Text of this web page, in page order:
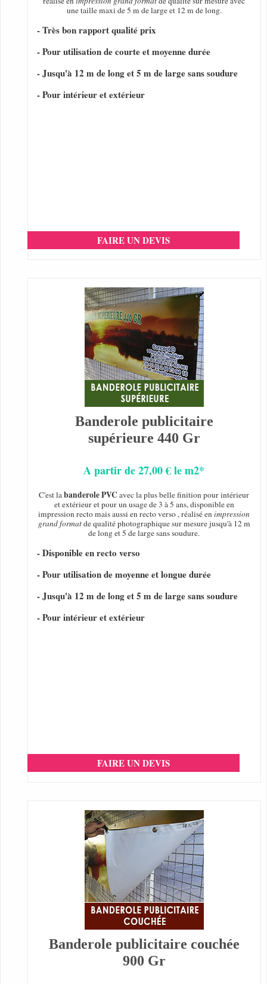
une taille maxi de 5 m de large et 12 m de long.
- Très bon rapport qualité prix
- Pour utilisation de courte et moyenne durée
- Jusqu'à 12 m de long et 5 m de large sans soudure
- Pour intérieur et extérieur
FAIRE UN DEVIS
Banderole publicitaire
supérieure 440 Gr
A partir de 27,00 € le m2*
C'est labanderole PVC avec la plus belle finition pour intérieur
et extérieur et pour un usage de 3 à 5 ans, disponible en
impression recto mais aussi en recto verso , réalisé enimpression
grand formatde qualité photographique sur mesure jusqu'à 12 m
de long et 5 de large sans soudure.
- Disponible en recto verso
- Pour utilisation de moyenne et longue durée
- Jusqu'à 12 m de long et 5 m de large sans soudure
- Pour intérieur et extérieur
FAIRE UN DEVIS
Banderole publicitaire couchée
900 Gr